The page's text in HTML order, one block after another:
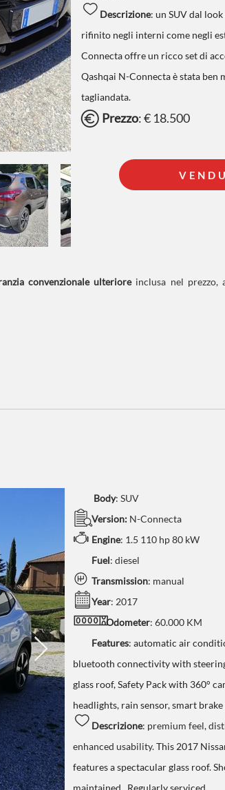
Descrizione: un SUV dal
rifinito negli interni come negli
Connecta offre un ricco set di
Qashqai N-Connecta è stata ben
tagliandata.
Prezzo:€ 18.500
convenzionale ulterioreinclusa nel prezzo,
Body: SUV
Version: N-Connecta
Engine: 1.5 110 hp 80 kW
Fuel: diesel
Transmission: manual
Year: 2017
Odometer: 60.000 KM
Features: automatic air
bluetooth connectivity with
glass roof, Safety Pack with 360°
headlights, rain sensor, smart brake
Descrizione: premium feel,
enhanced usability.This 2017
features a spectacular glass roof.
maintained. Regularly serviced.